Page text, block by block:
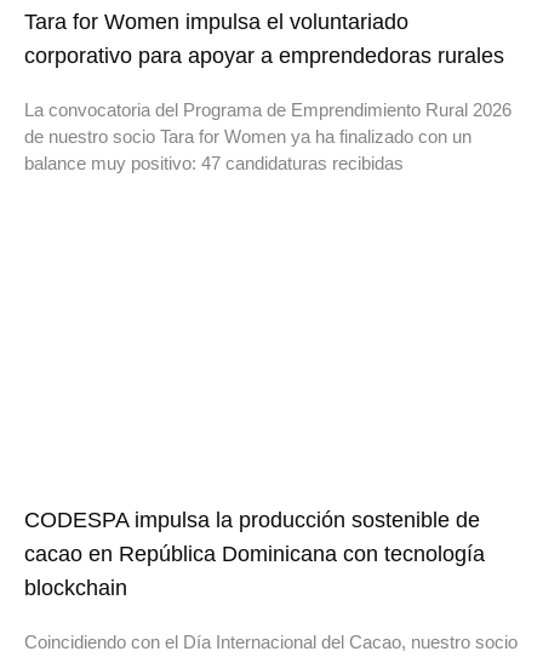
Tara for Women impulsa el voluntariado
corporativo para apoyar a emprendedoras rurales
La convocatoria del Programa de Emprendimiento Rural 2026
de nuestro socio Tara for Women ya ha finalizado con un
balance muy positivo: 47 candidaturas recibidas
CODESPA impulsa la producción sostenible de
cacao en República Dominicana con tecnología
blockchain
Coincidiendo con el Día Internacional del Cacao, nuestro socio